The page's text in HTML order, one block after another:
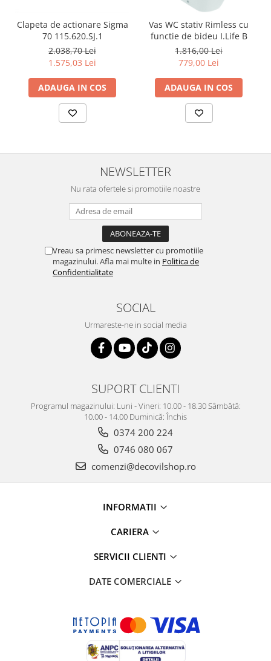
Clapeta de actionare Sigma
70 115.620.SJ.1
2.038,70 Lei
1.575,03 Lei
ADAUGA IN COS
Vas WC stativ Rimless cu
functie de bideu I.Life B
1.816,00 Lei
779,00 Lei
ADAUGA IN COS
NEWSLETTER
Nu rata ofertele si promotiile noastre
Vreau sa primesc newsletter cu promotiile
magazinului. Afla mai multe in Politica de
Confidentialitate
SOCIAL
Urmareste-ne in social media
SUPORT CLIENTI
Programul magazinului: Luni - Vineri: 10.00 - 18.30 Sâmbătă:
10.00 - 14.00 Duminică: Închis
0374 200 224
0746 080 067
comenzi@decovilshop.ro
INFORMATII
CARIERA
SERVICII CLIENTI
DATE COMERCIALE